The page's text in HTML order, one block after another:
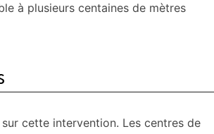
à plusieurs centaines de mètres
cette intervention. Les centres de